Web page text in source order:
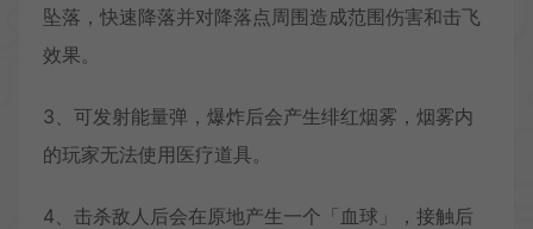
坠落，快速降落并对降落点周围造成范围伤害和击飞
效果。
3、可发射能量弹，爆炸后会产生绯红烟雾，烟雾内
的玩家无法使用医疗道具。
4、击杀敌人后会在原地产生一个「血球」，接触后